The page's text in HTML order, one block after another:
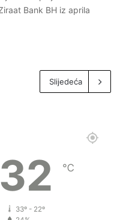
Bank BH iz aprila
Slijedeća
32 ℃
33º - 22º